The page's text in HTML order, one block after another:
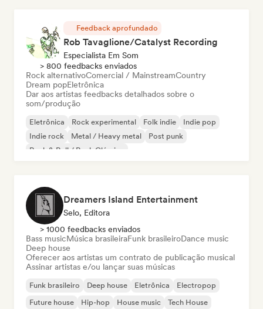
Feedback aprofundado
Rob Tavaglione/Catalyst Recording
Especialista Em Som
> 800 feedbacks enviados
Rock alternativoComercial / MainstreamCountry
Dream popEletrônica
Dar aos artistas feedbacks detalhados sobre o
som/produção
Eletrônica Rock experimental Folk indie
Indie pop
Indie rock
Metal / Heavy metal
Post punk
Rock & Roll / Rock Clássico
Dreamers Island Entertainment
Selo, Editora
> 1000 feedbacks enviados
Bass musicMúsica brasileiraFunk brasileiroDance music
Deep house
Oferecer aos artistas um contrato de publicação musical
Assinar artistas e/ou lançar suas músicas
Funk brasileiro Deep house Eletrônica
Electropop
Future house
Hip-hop House music Tech House